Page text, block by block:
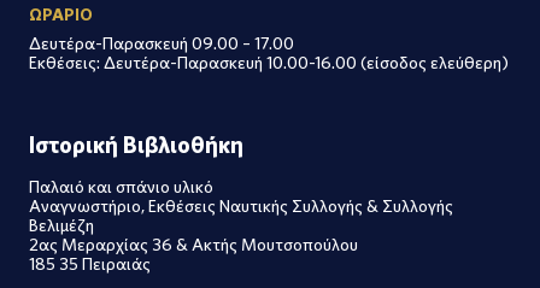
ΩΡΑΡΙΟ
Δευτέρα-Παρασκευή 09.00 – 17.00
Εκθέσεις: Δευτέρα-Παρασκευή 10.00-16.00 (είσοδος ελεύθερη)
Ιστορική Βιβλιοθήκη
Παλαιό και σπάνιο υλικό
Αναγνωστήριο, Εκθέσεις Ναυτικής Συλλογής & Συλλογής
Βελιμέζη
2ας Μεραρχίας 36 & Ακτής Μουτσοπούλου
185 35 Πειραιάς